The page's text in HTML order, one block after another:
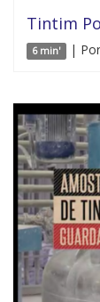
Tintim
6 min' |